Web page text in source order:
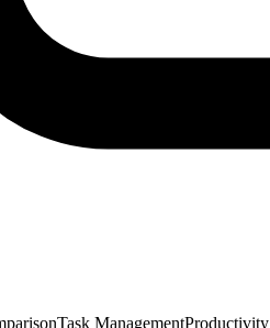
Task ManagementProductivity